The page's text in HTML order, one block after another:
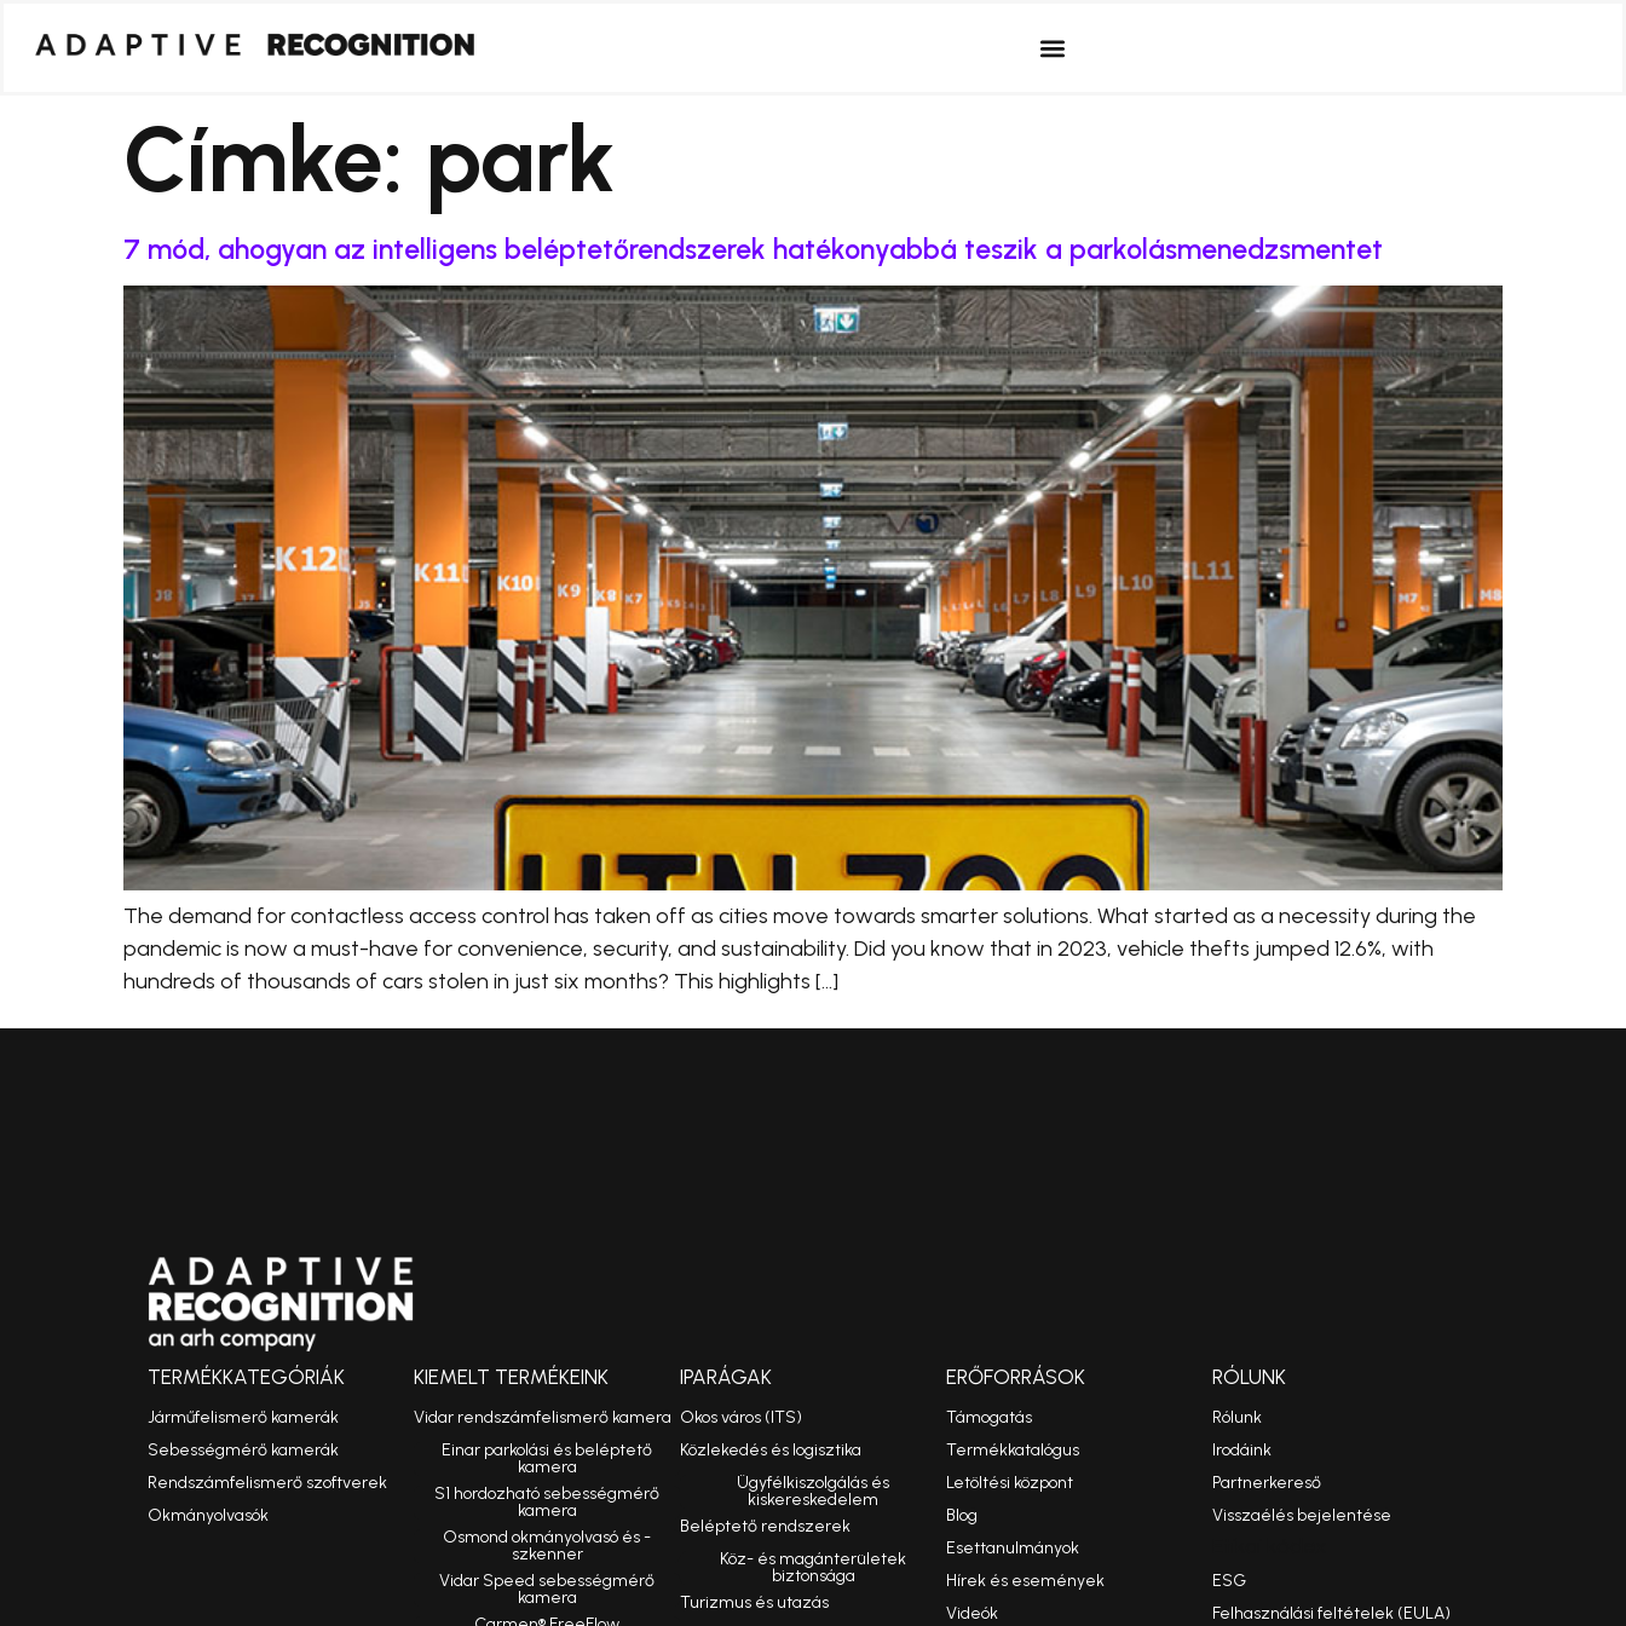
Címke: park
7 mód, ahogyan az intelligens beléptetőrendszerek hatékonyabbá teszik a parkolásmenedzsmentet
The demand for contactless access control has taken off as cities move towards smarter solutions. What started as a necessity during the
pandemic is now a must-have for convenience, security, and sustainability. Did you know that in 2023, vehicle thefts jumped 12.6%, with
hundreds of thousands of cars stolen in just six months? This highlights […]
TERMÉKKATEGÓRIÁK
Járműfelismerő kamerák
Sebességmérő kamerák
Rendszámfelismerő szoftverek
Okmányolvasók
KIEMELT TERMÉKEINK
Vidar rendszámfelismerő kamera
Einar parkolási és beléptető
kamera
S1 hordozható sebességmérő
kamera
Osmond okmányolvasó és -
szkenner
Vidar Speed sebességmérő
kamera
IPARÁGAK
Okos város (ITS)
Közlekedés és logisztika
Ügyfélkiszolgálás és
kiskereskedelem
Beléptető rendszerek
Köz- és magánterületek
biztonsága
Turizmus és utazás
ERŐFORRÁSOK
Támogatás
Termékkatalógus
Letöltési központ
Blog
Esettanulmányok
Hírek és események
Videók
RÓLUNK
Rólunk
Irodáink
Partnerkereső
Visszaélés bejelentése
ESG
Felhasználási feltételek (EULA)